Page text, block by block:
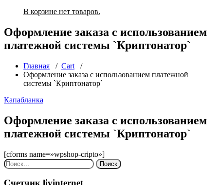
В корзине нет товаров.
Оформление заказа с использованием
платежной системы `Криптонатор`
Главная / Cart /
Оформление заказа с использованием платежной
системы `Криптонатор`
Капабланка
Оформление заказа с использованием
платежной системы `Криптонатор`
[cforms name=»wpshop-cripto»]
Найти: